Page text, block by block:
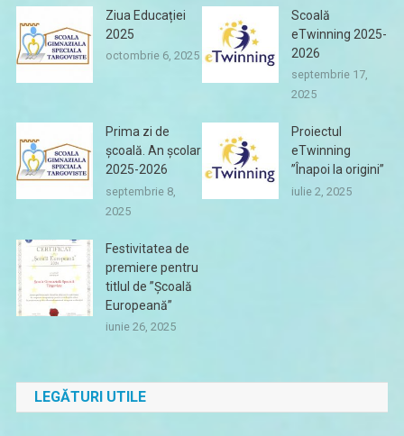
Ziua Educației
2025
octombrie 6, 2025
Scoală
eTwinning 2025-
2026
septembrie 17,
2025
Prima zi de
școală. An școlar
2025-2026
septembrie 8,
2025
Proiectul
eTwinning
”Înapoi la origini”
iulie 2, 2025
Festivitatea de
premiere pentru
titlul de ”Școală
Europeană”
iunie 26, 2025
LEGĂTURI UTILE